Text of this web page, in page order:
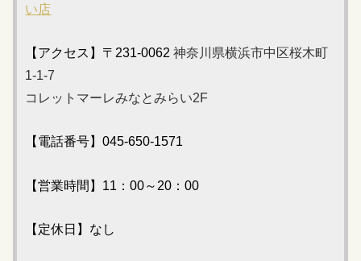
い店
【アクセス】〒231-0062神奈川県横浜市中区桜木町
1-1-7
コレットマーレみなとみらい2F
【電話番号】045-650-1571
【営業時間】11：00～20：00
【定休日】なし